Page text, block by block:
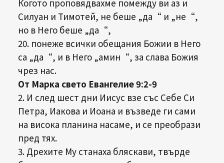
Когото проповядвахме помежду ви аз и
Силуан и Тимотей, не беше „да“ и „не“,
но в Него беше „да“,
20. понеже всички обещания Божии в Него
са „да“, и в Него „амин“, за слава Божия
чрез нас.
От Марка свето Евангелие 9:2-9
2. И след шест дни Иисус взе със Себе Си
Петра, Иакова и Иоана и възведе ги сами
на висока планина насаме, и се преобрази
пред тях.
3. Дрехите Му станаха бляскави, твърде